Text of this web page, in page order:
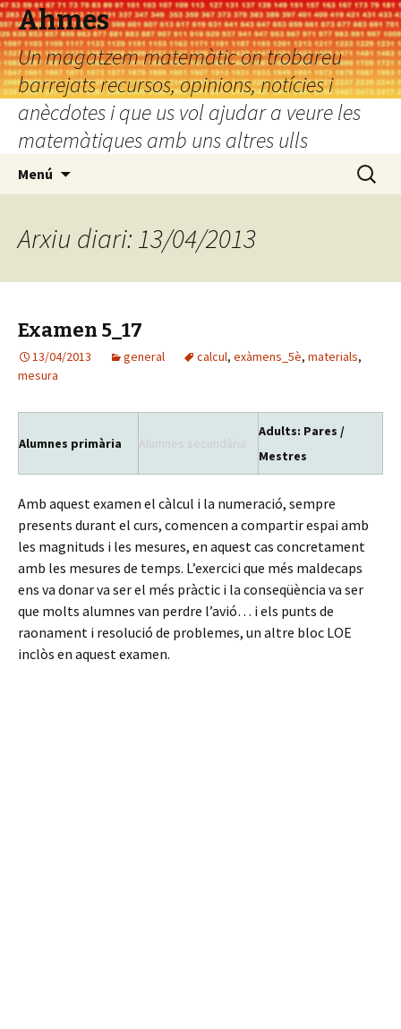
Ahmes
Un magatzem matemàtic on trobareu
barrejats recursos, opinions, notícies i
anècdotes i que us vol ajudar a veure les
matemàtiques amb uns altres ulls
Menú Cerca:
Arxiu diari: 13/04/2013
Examen 5_17
13/04/2013 general calcul, exàmens_5è, materials,
mesura
Alumnes primària Alumnes secundària
Adults: Pares /
Mestres
Amb aquest examen el càlcul i la numeració, sempre
presents durant el curs, comencen a compartir espai amb
les magnituds i les mesures, en aquest cas concretament
amb les mesures de temps. L’exercici que més maldecaps
ens va donar va ser el més pràctic i la conseqüència va ser
que molts alumnes van perdre l’avió… i els punts de
raonament i resolució de problemes, un altre bloc LOE
inclòs en aquest examen.